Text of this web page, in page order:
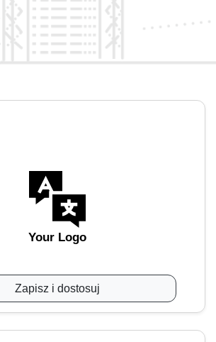
Your Logo
Zapisz i dostosuj